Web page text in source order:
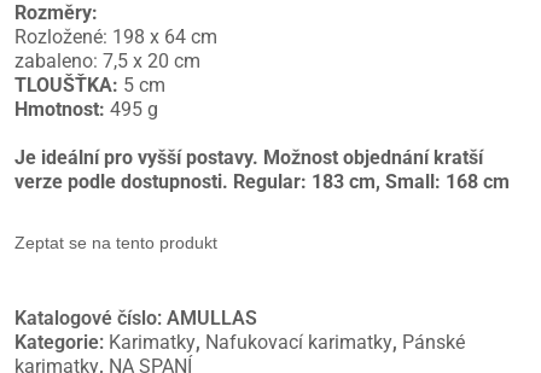
Rozměry:
Rozložené: 198 x 64 cm
zabaleno: 7,5 x 20 cm
TLOUŠŤKA: 5 cm
Hmotnost: 495 g
Je ideální pro vyšší postavy. Možnost objednání kratší
verze podle dostupnosti. Regular: 183 cm, Small: 168 cm
Zeptat se na tento produkt
Katalogové číslo: AMULLAS
Kategorie: Karimatky, Nafukovací karimatky, Pánské
karimatky, NA SPANÍ